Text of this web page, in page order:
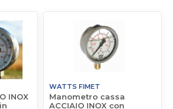
INOX
WATTS FIMET
Manometro cassa
ACCIAIO INOX con